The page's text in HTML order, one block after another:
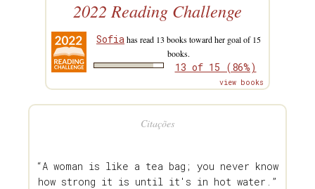
2022 Reading Challenge
Sofiahas read 13 books toward her goal of 15
books.
13 of 15 (86%)
view books
Citações
“A woman is like a tea bag; you never know
how strong it is until it's in hot water.”